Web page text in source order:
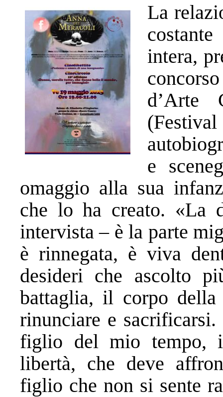
La
intera,
d’Arte
(
e
omaggio alla sua
che lo ha creato. «La
intervista – è la parte
è rinnegata, è viva
desideri che ascolto
battaglia, il corpo
rinunciare e
figlio del mio tempo,
libertà, che deve
figlio che non si sente